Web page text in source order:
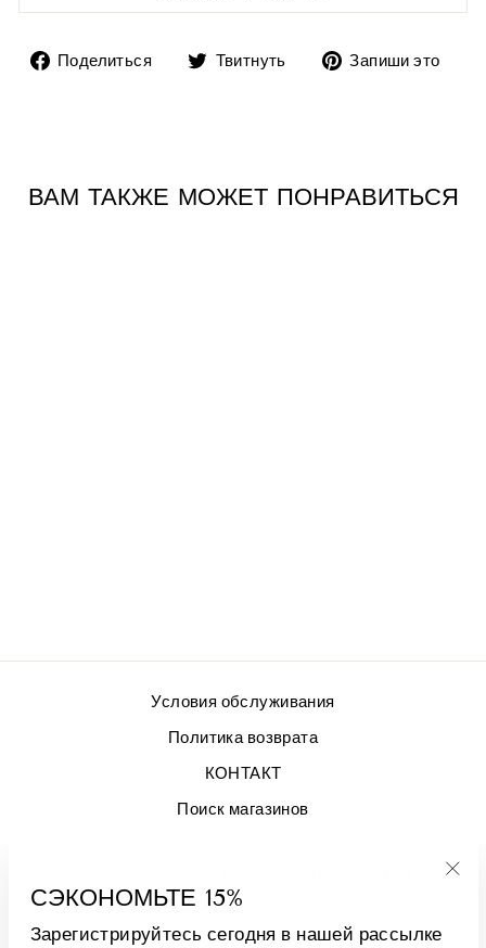
СЭКОНОМЬТЕ 15%
Зарегистрируйтесь сегодня в нашей рассылке
Поделиться
Поделиться
Твитнуть
ТвитнутьЗапиши это
ВАМ ТАКЖЕ МОЖЕТ ПОНРАВИТЬСЯ
Условия обслуживания
Политика возврата
КОНТАКТ
Поиск магазинов